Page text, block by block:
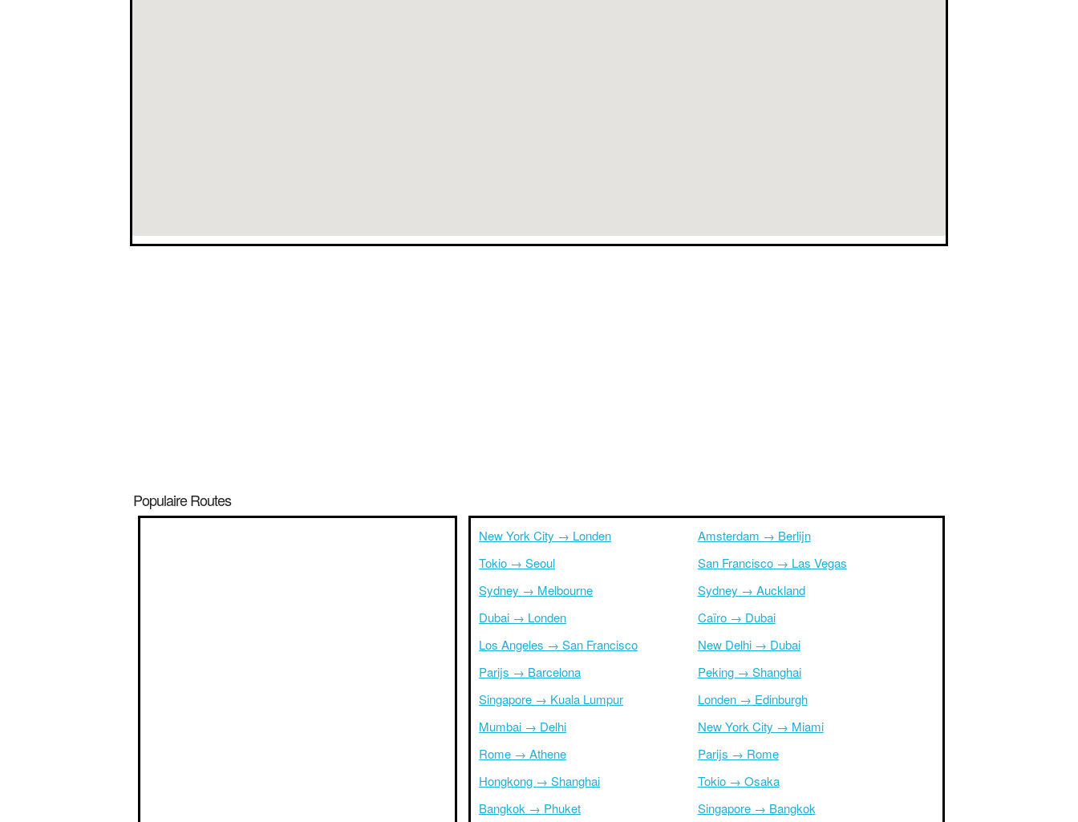
Populaire Routes
New York City → Londen
Tokio → Seoul
Sydney → Melbourne
Dubai → Londen
Los Angeles → San Francisco
Parijs → Barcelona
Singapore → Kuala Lumpur
Mumbai → Delhi
Rome → Athene
Hongkong → Shanghai
Bangkok → Phuket
Amsterdam → Berlijn
San Francisco → Las Vegas
Sydney → Auckland
Caïro → Dubai
New Delhi → Dubai
Peking → Shanghai
Londen → Edinburgh
New York City → Miami
Parijs → Rome
Tokio → Osaka
Singapore → Bangkok